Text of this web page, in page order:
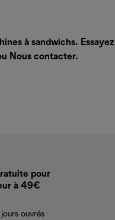
à sandwichs. Essayez
Nous contacter.
pour
à 49€
ouvrés